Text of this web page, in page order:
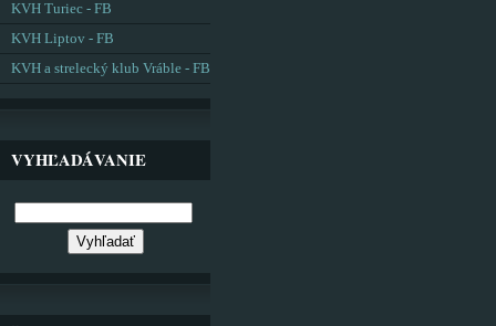
KVH Turiec - FB
KVH Liptov - FB
KVH a strelecký klub Vráble - FB
VYHĽADÁVANIE